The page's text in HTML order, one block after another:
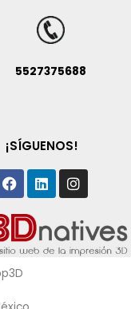
5527375688
¡SÍGUENOS!
Facebook
Linkedin